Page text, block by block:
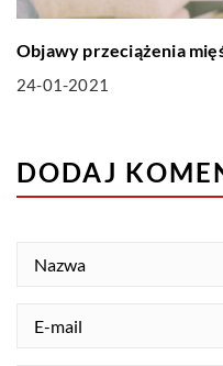
Objawy przeciążenia
24-01-2021
DODAJ